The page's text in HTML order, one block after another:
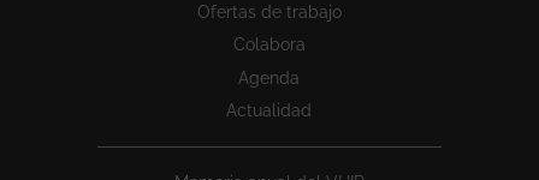
Ofertas de trabajo
Colabora
Agenda
Actualidad